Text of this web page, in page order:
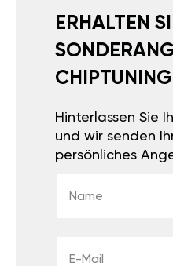
ERHALTEN
CHIPTUNING
Hinterlassen Sie
und wir senden
persönliches